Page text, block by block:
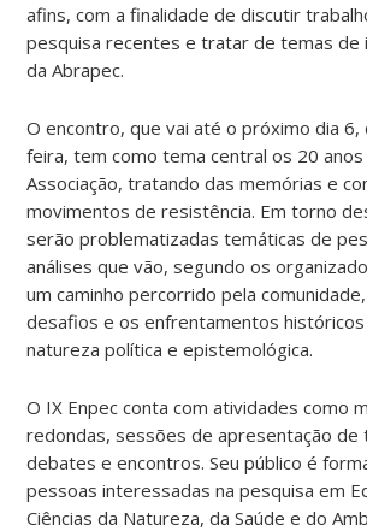
afins, com a finalidade de discutir
pesquisa recentes e tratar de temas de
da Abrapec.
O encontro, que vai até o próximo dia 6,
feira, tem como tema central os 20 anos
Associação, tratando das memórias e
movimentos de resistência. Em torno
serão problematizadas temáticas de
análises que vão, segundo os
um caminho percorrido pela
desafios e os enfrentamentos
natureza política e epistemológica.
O IX Enpec conta com atividades como
redondas, sessões de apresentação de
debates e encontros. Seu público é
pessoas interessadas na pesquisa em
Ciências da Natureza, da Saúde e do